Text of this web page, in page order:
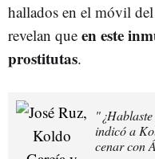
hallados en el móvil
revelan que en este
prostitutas.
indicó a
cenar con